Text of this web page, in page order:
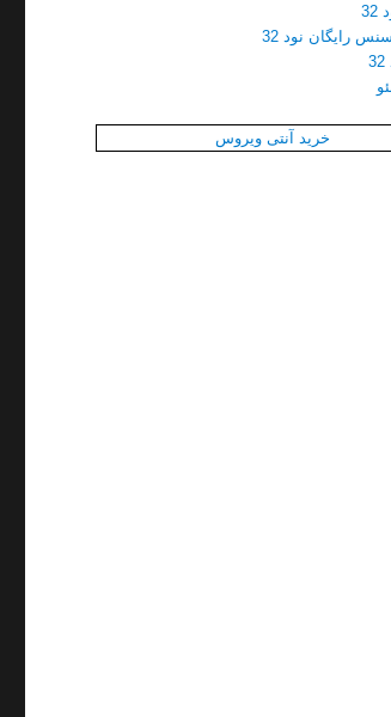
رایگان نود 32
خرید آنتی ویروس